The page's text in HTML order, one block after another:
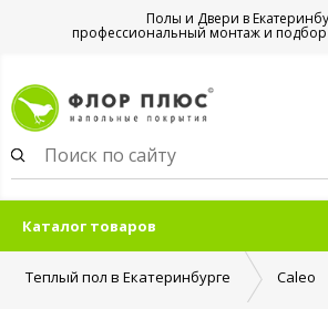
Полы и Двери в
профессиональный монтаж и подбор
Каталог товаров
Теплый пол в Екатеринбурге Caleo